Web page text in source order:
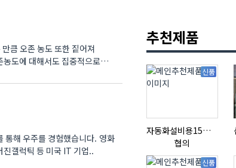
큼 오존 농도 또한 짙어져
도에 대해서도 집중적으로
통해 우주를 경험했습니다. 영화
진갤럭틱 등 미국 IT 기업..
추천제품
신품
자동화설비용15ml자동주입기
협의
신품